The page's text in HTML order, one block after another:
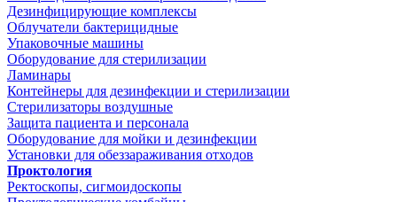
Дезинфицирующие комплексы
Облучатели бактерицидные
Упаковочные машины
Оборудование для стерилизации
Ламинары
Контейнеры для дезинфекции и стерилизации
Стерилизаторы воздушные
Защита пациента и персонала
Оборудование для мойки и дезинфекции
Установки для обеззараживания отходов
Проктология
Ректоскопы, сигмоидоскопы